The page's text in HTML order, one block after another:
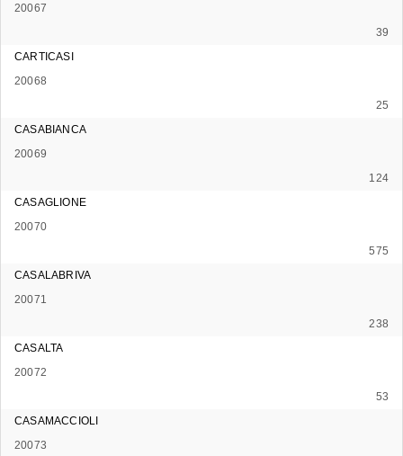
20067
39
CARTICASI
20068
25
CASABIANCA
20069
124
CASAGLIONE
20070
575
CASALABRIVA
20071
238
CASALTA
20072
53
CASAMACCIOLI
20073